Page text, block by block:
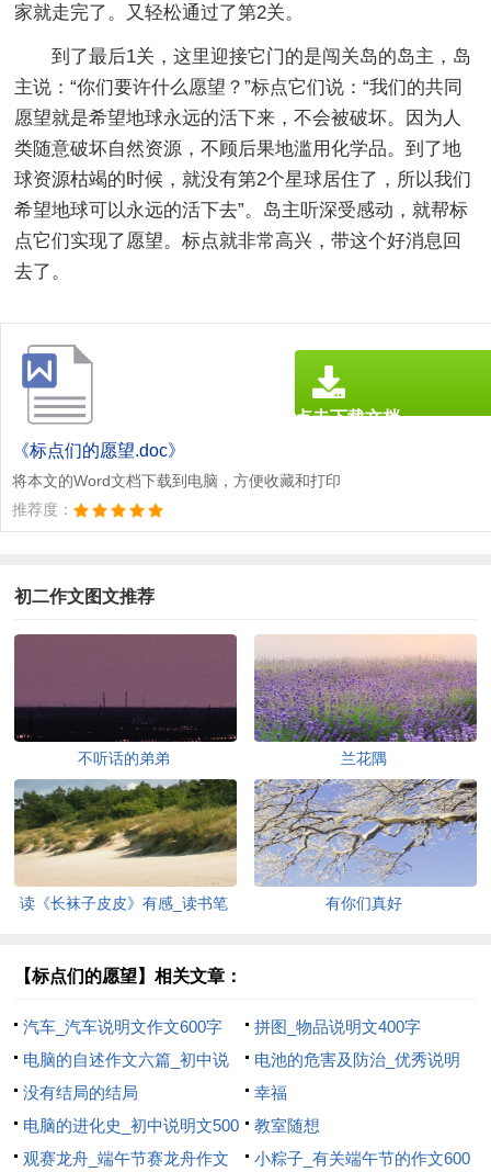
家就走完了。又轻松通过了第2关。
到了最后1关，这里迎接它门的是闯关岛的岛主，岛
主说：“你们要许什么愿望？”标点它们说：“我们的共同
愿望就是希望地球永远的活下来，不会被破坏。因为人
类随意破坏自然资源，不顾后果地滥用化学品。到了地
球资源枯竭的时候，就没有第2个星球居住了，所以我们
希望地球可以永远的活下去”。岛主听深受感动，就帮标
点它们实现了愿望。标点就非常高兴，带这个好消息回
去了。
《标点们的愿望.doc》
将本文的Word文档下载到电脑，方便收藏和打印
推荐度：
点击下载文档
初二作文图文推荐
不听话的弟弟 兰花隅
读《长袜子皮皮》有感_读书笔
有你们真好
【标点们的愿望】相关文章：
汽车_汽车说明文作文600字
拼图_物品说明文400字
电脑的自述作文六篇_初中说
明文作文400字
电池的危害及防治_优秀说明
文400字
没有结局的结局
幸福
电脑的进化史_初中说明文500
字
教室随想
观赛龙舟_端午节赛龙舟作文
小粽子_有关端午节的作文600